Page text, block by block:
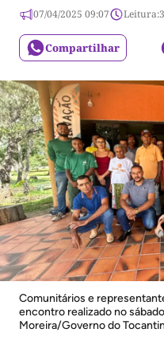
07/04/2025 09:07 Leitura:3
Compartilhar
Comunitários e
encontro realizado no
Moreira/Governo do